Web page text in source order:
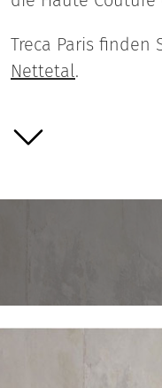
Treca Paris finden
Nettetal.